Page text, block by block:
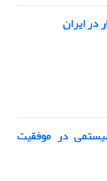
در ایران
در موفقیت